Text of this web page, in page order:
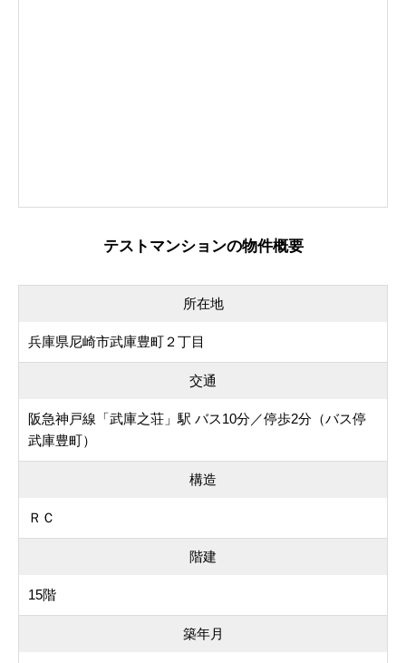
テストマンションの物件概要
所在地
兵庫県尼崎市武庫豊町２丁目
交通
阪急神戸線「武庫之荘」駅 バス10分／停歩2分（バス停
武庫豊町）
構造
ＲＣ
階建
15階
築年月